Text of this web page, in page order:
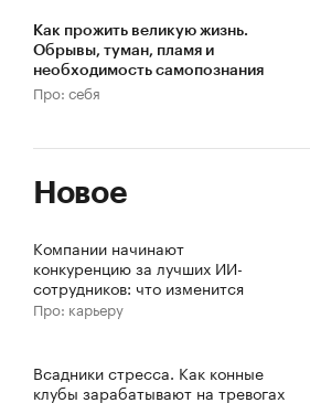
Как прожить великую жизнь.
Обрывы, туман, пламя и
необходимость самопознания
Про: себя
Новое
Компании начинают
конкуренцию за лучших ИИ-
сотрудников: что изменится
Про: карьеру
Всадники стресса. Как конные
клубы зарабатывают на тревогах